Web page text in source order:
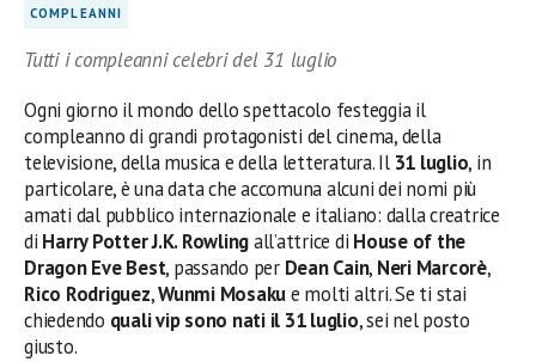
COMPLEANNI
Tutti i compleanni celebri del 31 luglio
Ogni giorno il mondo dello spettacolo festeggia il
compleanno di grandi protagonisti del cinema, della
televisione, della musica e della letteratura. Il 31 luglio, in
particolare, è una data che accomuna alcuni dei nomi più
amati dal pubblico internazionale e italiano: dalla creatrice
di Harry PotterJ.K. Rowlingall’attrice di House of the
Dragon Eve Best, passando per Dean Cain, Neri Marcorè,
Rico Rodriguez,Wunmi Mosakue molti altri. Se ti stai
chiedendo quali vip sono nati il 31 luglio, sei nel posto
giusto.